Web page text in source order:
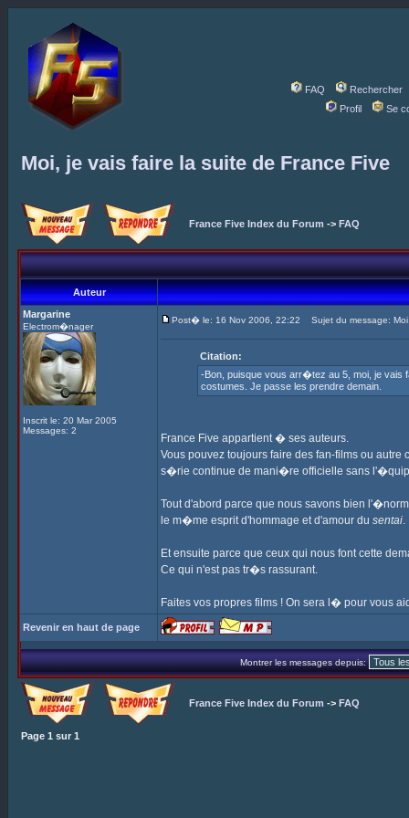
FAQ
Rechercher
Profil
Se
Moi, je vais faire la suite de France Five
France Five Index du Forum -> FAQ
Auteur
Margarine
Electrom�nager
Inscrit le: 20 Mar 2005
Messages: 2
Post� le: 16 Nov 2006, 22:22 Sujet du message:
Citation:
-Bon, puisque vous arr�tez au 5, moi, je vais
costumes. Je passe les prendre demain.
France Five appartient � ses auteurs.
Vous pouvez toujours faire des fan-films ou
s�rie continue de mani�re officielle sans
Tout d'abord parce que nous savons bien
le m�me esprit d'hommage et d'amour du sentai.
Et ensuite parce que ceux qui nous font cette
Ce qui n'est pas tr�s rassurant.
Faites vos propres films ! On sera l� pour vous
Revenir en haut de page
Montrer les messages depuis:
France Five Index du Forum -> FAQ
Page 1 sur 1